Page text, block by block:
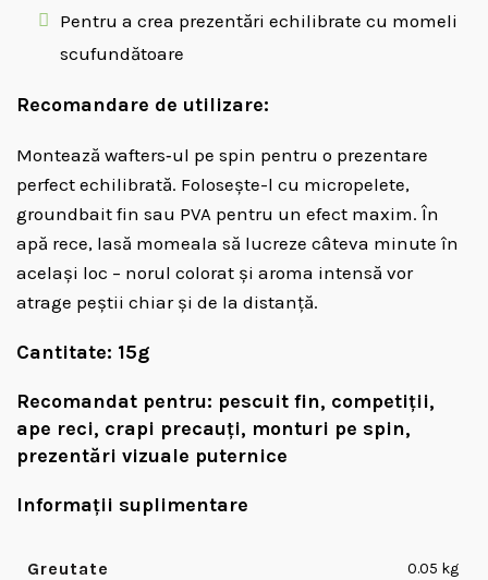
Pentru a crea prezentări echilibrate cu momeli
scufundătoare
Recomandare de utilizare:
Montează wafters‑ul pe spin pentru o prezentare
perfect echilibrată. Folosește-l cu micropelete,
groundbait fin sau PVA pentru un efect maxim. În
apă rece, lasă momeala să lucreze câteva minute în
același loc – norul colorat și aroma intensă vor
atrage peștii chiar și de la distanță.
Cantitate: 15g
Recomandat pentru: pescuit fin, competiții,
ape reci, crapi precauți, monturi pe spin,
prezentări vizuale puternice
Informații suplimentare
Greutate 0.05 kg